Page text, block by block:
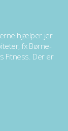
hjælper jer
fx Børne-
Fitness. Der er